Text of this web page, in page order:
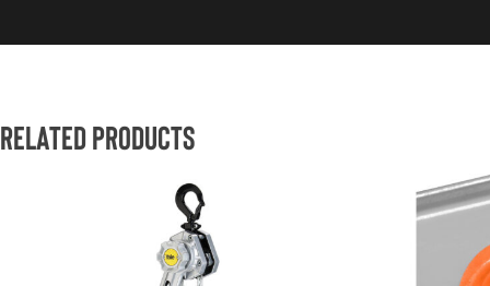
Related products
Dieses
Produkt